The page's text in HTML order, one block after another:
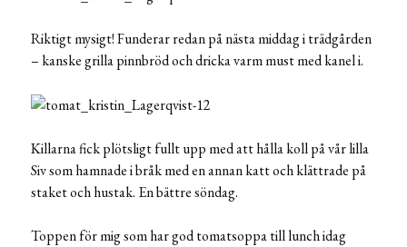
Riktigt mysigt! Funderar redan på nästa middag i trädgården
– kanske grilla pinnbröd och dricka varm must med kanel i.
Killarna fick plötsligt fullt upp med att hålla koll på vår lilla
Siv som hamnade i bråk med en annan katt och klättrade på
staket och hustak. En bättre söndag.
Toppen för mig som har god tomatsoppa till lunch idag